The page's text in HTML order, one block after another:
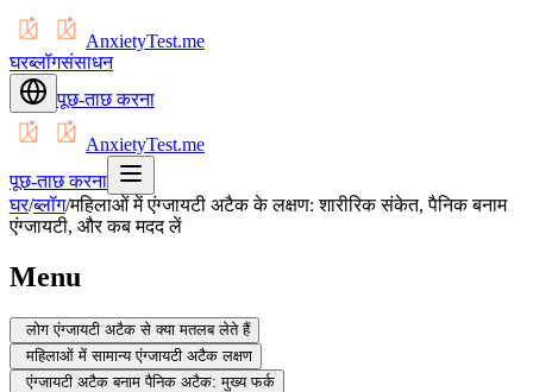
AnxietyTest.me
घरब्लॉगसंसाधन
पूछ-ताछ करना
AnxietyTest.me
पूछ-ताछ करना
घर/ब्लॉग/महिलाओं में एंग्जायटी अटैक के लक्षण: शारीरिक संकेत, पैनिक बनाम
एंग्जायटी, और कब मदद लें
Menu
लोग एंग्जायटी अटैक से क्या मतलब लेते हैं
महिलाओं में सामान्य एंग्जायटी अटैक लक्षण
एंग्जायटी अटैक बनाम पैनिक अटैक: मुख्य फर्क